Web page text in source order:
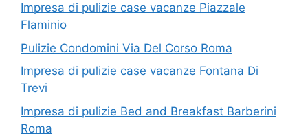
Impresa di pulizie case vacanze Piazzale
Flaminio
Pulizie Condomini Via Del Corso Roma
Impresa di pulizie case vacanze Fontana Di
Trevi
Impresa di pulizie Bed and Breakfast Barberini
Roma